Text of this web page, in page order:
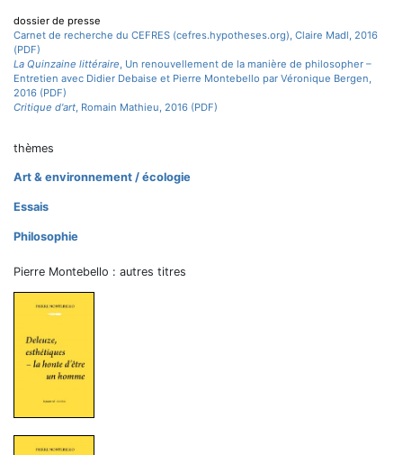
dossier de presse
Carnet de recherche du CEFRES (cefres.hypotheses.org), Claire Madl, 2016
(PDF)
La Quinzaine littéraire, Un renouvellement de la manière de philosopher –
Entretien avec Didier Debaise et Pierre Montebello par Véronique Bergen,
2016 (PDF)
Critique d'art, Romain Mathieu, 2016 (PDF)
thèmes
Art & environnement / écologie
Essais
Philosophie
Pierre Montebello : autres titres